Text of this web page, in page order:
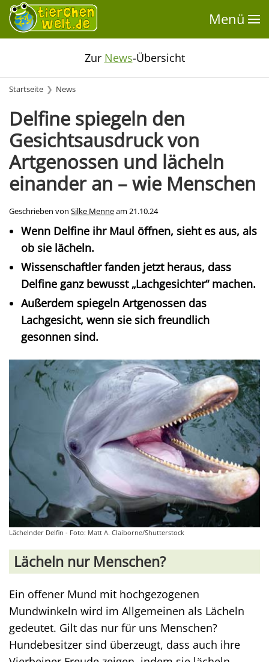
Menü
Zur News-Übersicht
Startseite News
Delfine spiegeln den
Gesichtsausdruck von
Artgenossen und lächeln
einander an – wie Menschen
Geschrieben von Silke Menneam 21.10.24
Wenn Delfine ihr Maul öffnen, sieht es aus, als
ob sie lächeln.
Wissenschaftler fanden jetzt heraus, dass
Delfine ganz bewusst „Lachgesichter“ machen.
Außerdem spiegeln Artgenossen das
Lachgesicht, wenn sie sich freundlich
gesonnen sind.
Lächelnder Delfin - Foto: Matt A. Claiborne/Shutterstock
Lächeln nur Menschen?
Ein offener Mund mit hochgezogenen
Mundwinkeln wird im Allgemeinen als Lächeln
gedeutet. Gilt das nur für uns Menschen?
Hundebesitzer sind überzeugt, dass auch ihre